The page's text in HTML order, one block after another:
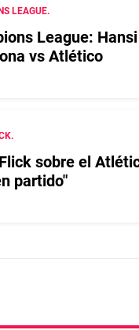
LEAGUE.
League:
vs Atlético
sobre el
partido"